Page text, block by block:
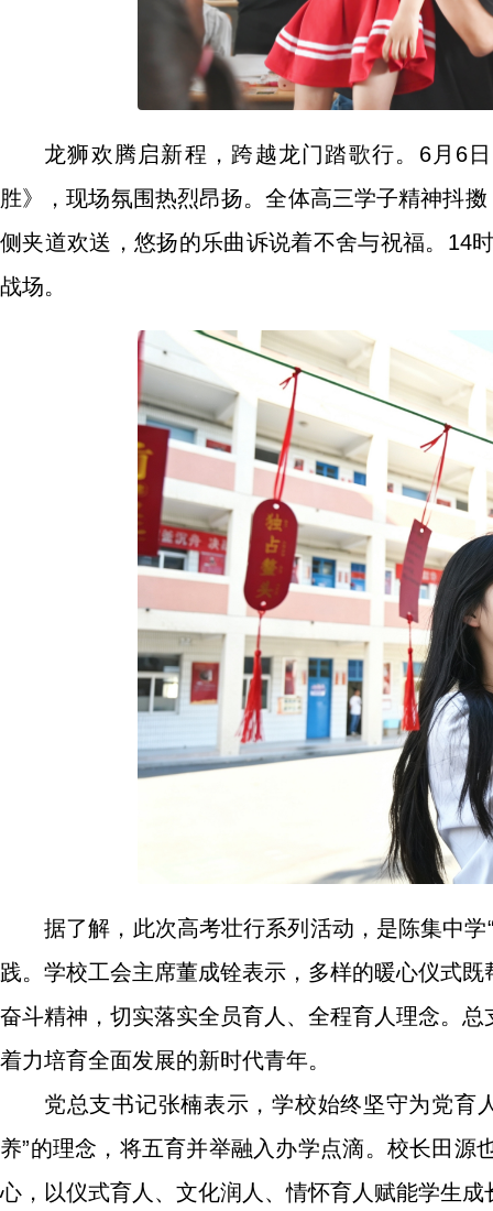
龙狮欢腾启新程，跨越龙门踏歌行。6月6
胜》，现场氛围热烈昂扬。全体高三学子精神抖
侧夹道欢送，悠扬的乐曲诉说着不舍与祝福。14
战场。
据了解，此次高考壮行系列活动，是陈集中
践。学校工会主席董成铨表示，多样的暖心仪式
奋斗精神，切实落实全员育人、全程育人理念。
着力培育全面发展的新时代青年。
党总支书记张楠表示，学校始终坚守为党育
养”的理念，将五育并举融入办学点滴。校长田
心，以仪式育人、文化润人、情怀育人赋能学生